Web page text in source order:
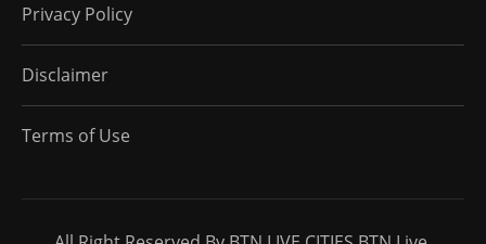
Privacy Policy
Disclaimer
Terms of Use